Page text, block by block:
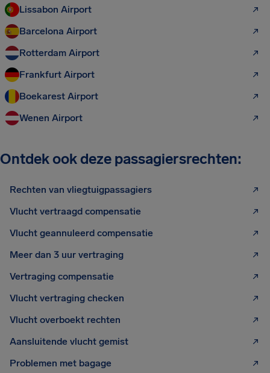
Lissabon Airport
Barcelona Airport
Rotterdam Airport
Frankfurt Airport
Boekarest Airport
Wenen Airport
Ontdek ook deze passagiersrechten:
Rechten van vliegtuigpassagiers
Vlucht vertraagd compensatie
Vlucht geannuleerd compensatie
Meer dan 3 uur vertraging
Vertraging compensatie
Vlucht vertraging checken
Vlucht overboekt rechten
Aansluitende vlucht gemist
Problemen met bagage